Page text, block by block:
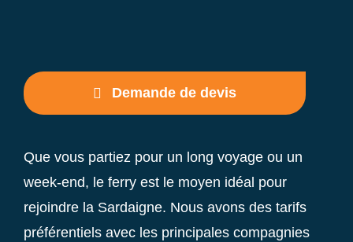
Demande de devis
Que vous partiez pour un long voyage ou un
week-end, le ferry est le moyen idéal pour
rejoindre la Sardaigne. Nous avons des tarifs
préférentiels avec les principales compagnies